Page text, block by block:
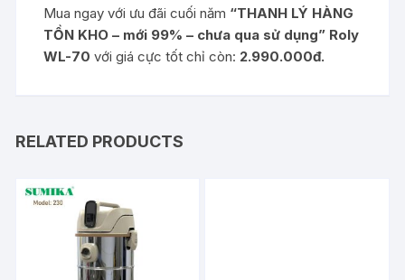
Mua ngay với ưu đãi cuối năm “THANH LÝ HÀNG
TỒN KHO – mới 99% – chưa qua sử dụng” Roly
WL-70 với giá cực tốt chỉ còn: 2.990.000đ.
RELATED PRODUCTS